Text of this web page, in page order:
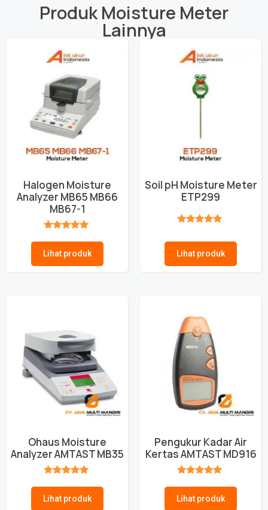
ProdukMoisture Meter
Lainnya
Halogen Moisture
Analyzer MB65 MB66
MB67-1
Lihat produk
Soil pH Moisture Meter
ETP299
Lihat produk
Ohaus Moisture
Analyzer AMTAST MB35
Lihat produk
Pengukur Kadar Air
Kertas AMTAST MD916
Lihat produk